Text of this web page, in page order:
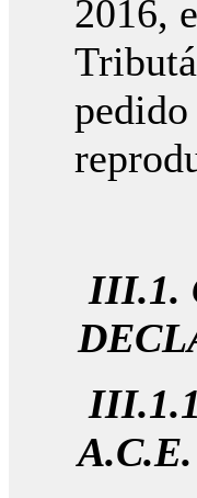
2016,
III.1.
A.C.E.